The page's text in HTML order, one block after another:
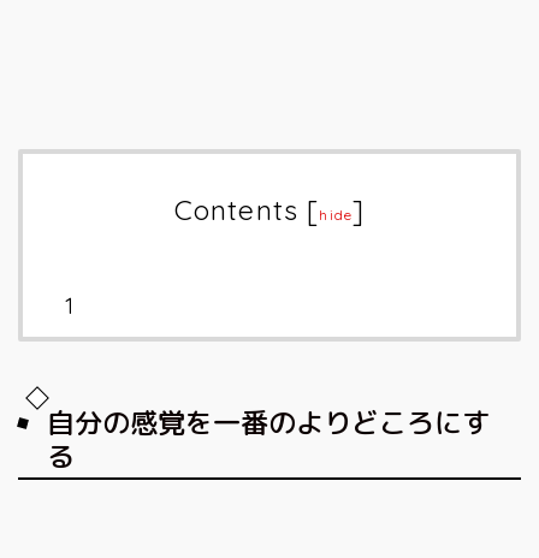
Contents [hide]
自分の感覚を一番のよりどころにす
る